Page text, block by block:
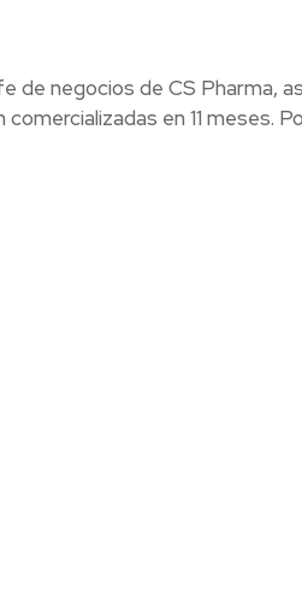
de negocios de CS Pharma,
comercializadas en 11 meses.